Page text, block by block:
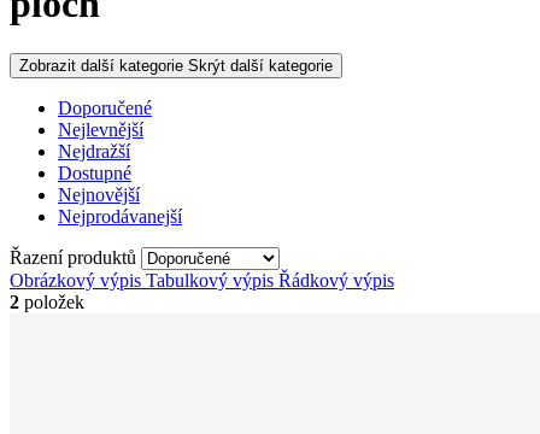
Zobrazit další kategorie Skrýt další kategorie
Doporučené
Nejlevnější
Nejdražší
Dostupné
Nejnovější
Nejprodávanejší
Řazení produktů
Obrázkový výpis Tabulkový výpis Řádkový výpis
2 položek